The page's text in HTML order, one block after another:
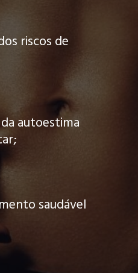
riscos de
autoestima
saudável